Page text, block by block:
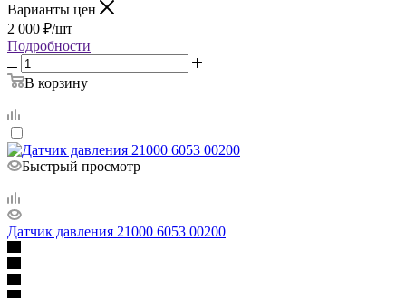
Варианты цен
2 000 ₽/шт
Подробности
В корзину
Быстрый просмотр
Датчик давления 21000 6053 00200